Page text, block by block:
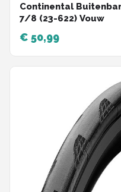
Continental
7/8 (23-622) Vouw
€ 50,99